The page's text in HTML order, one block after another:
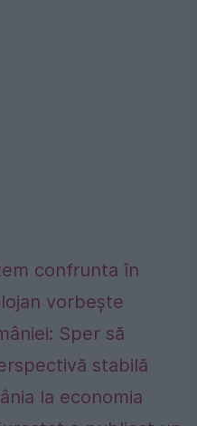
confrunta în
vorbește
Sper să
stabilă
la economia